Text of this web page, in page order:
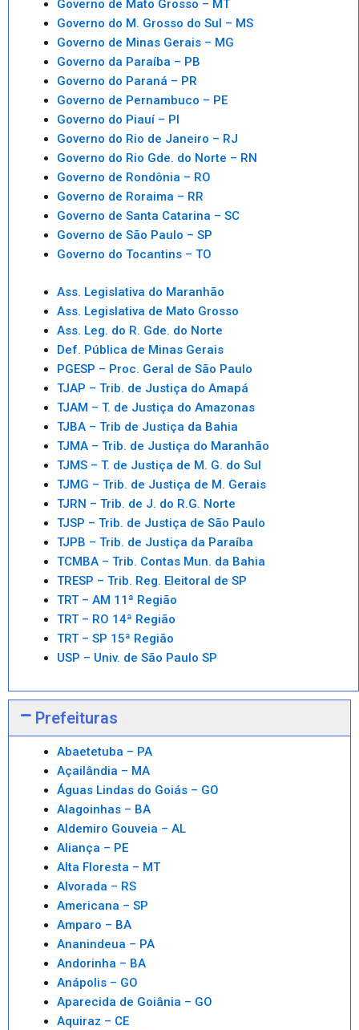
Governo de Mato Grosso – MT
Governo do M. Grosso do Sul – MS
Governo de Minas Gerais – MG
Governo da Paraíba – PB
Governo do Paraná – PR
Governo de Pernambuco – PE
Governo do Piauí – PI
Governo do Rio de Janeiro – RJ
Governo do Rio Gde. do Norte – RN
Governo de Rondônia – RO
Governo de Roraima – RR
Governo de Santa Catarina – SC
Governo de São Paulo – SP
Governo do Tocantins – TO
Ass. Legislativa do Maranhão
Ass. Legislativa de Mato Grosso
Ass. Leg. do R. Gde. do Norte
Def. Pública de Minas Gerais
PGESP – Proc. Geral de São Paulo
TJAP – Trib. de Justiça do Amapá
TJAM – T. de Justiça do Amazonas
TJBA – Trib de Justiça da Bahia
TJMA – Trib. de Justiça do Maranhão
TJMS – T. de Justiça de M. G. do Sul
TJMG – Trib. de Justiça de M. Gerais
TJRN – Trib. de J. do R.G. Norte
TJSP – Trib. de Justiça de São Paulo
TJPB – Trib. de Justiça da Paraíba
TCMBA – Trib. Contas Mun. da Bahia
TRESP – Trib. Reg. Eleitoral de SP
TRT – AM 11ª Região
TRT – RO 14ª Região
TRT – SP 15ª Região
USP – Univ. de São Paulo SP
Prefeituras
Abaetetuba – PA
Açailândia – MA
Águas Lindas do Goiás – GO
Alagoinhas – BA
Aldemiro Gouveia – AL
Aliança – PE
Alta Floresta – MT
Alvorada – RS
Americana – SP
Amparo – BA
Ananindeua – PA
Andorinha – BA
Anápolis – GO
Aparecida de Goiânia – GO
Aquiraz – CE